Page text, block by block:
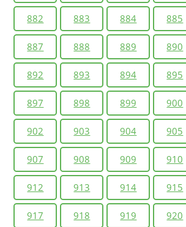
882 883 884 885
887 888 889 890
892 893 894 895
897 898 899 900
902 903 904 905
907 908 909 910
912 913 914 915
917 918 919 920